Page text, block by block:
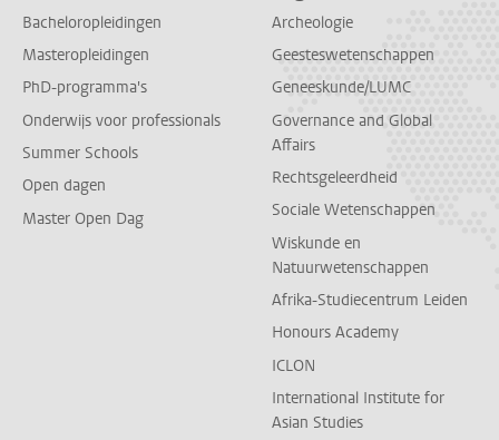
Bacheloropleidingen
Masteropleidingen
PhD-programma's
Onderwijs voor professionals
Summer Schools
Open dagen
Master Open Dag
Archeologie
Geesteswetenschappen
Geneeskunde/LUMC
Governance and Global
Affairs
Rechtsgeleerdheid
Sociale Wetenschappen
Wiskunde en
Natuurwetenschappen
Afrika-Studiecentrum Leiden
Honours Academy
ICLON
International Institute for
Asian Studies